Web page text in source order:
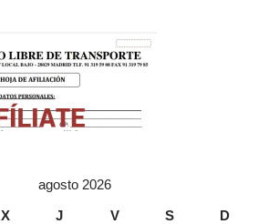
agosto 2026
X J V S D